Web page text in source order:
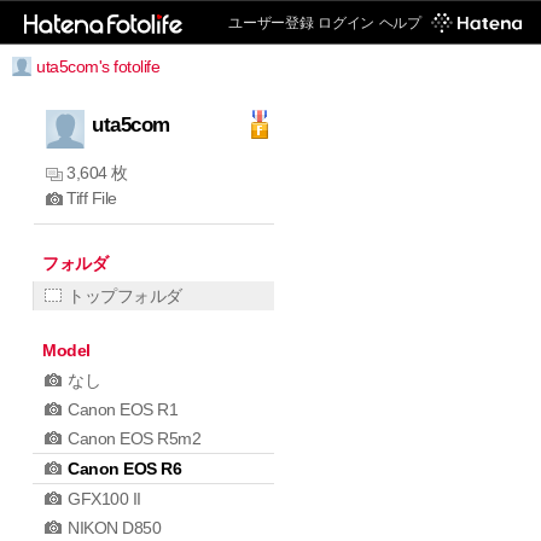
ユーザー登録 ログイン ヘルプ
uta5com's fotolife
uta5com
3,604 枚
Tiff File
フォルダ
トップフォルダ
Model
なし
Canon EOS R1
Canon EOS R5m2
Canon EOS R6
GFX100 II
NIKON D850